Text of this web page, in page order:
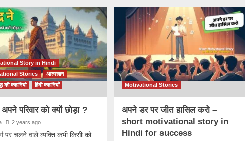
Story in Hindi
Stories
आत्मज्ञान
की कहानियां
हिंदी कहानियाँ
परिवार को क्यों छोड़ा ?
2 years ago
पर चलने वाले व्यक्ति कभी किसी को
Motivational Stories
अपने डर पर जीत हासिल करो –
short motivational story in
Hindi for success